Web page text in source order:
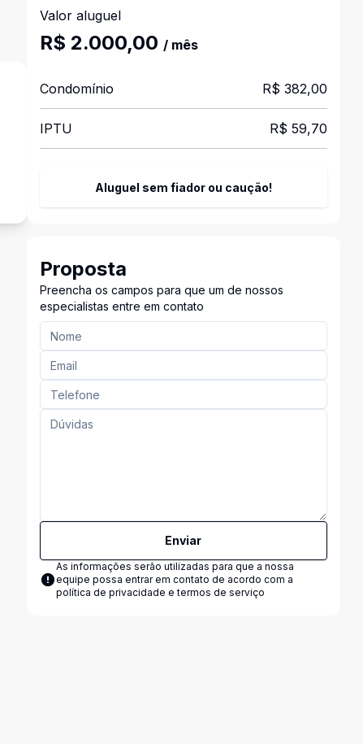
Valor aluguel
R$ 2.000,00 / mês
Condomínio R$ 382,00
IPTU R$ 59,70
Aluguel sem fiador ou caução!
Proposta
Preencha os campos para que um de nossos
especialistas entre em contato
Enviar
As informações serão utilizadas para que a nossa
equipe possa entrar em contato de acordo com a
política de privacidade e termos de serviço